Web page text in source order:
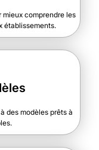
comprendre les
établissements.
des modèles prêts à